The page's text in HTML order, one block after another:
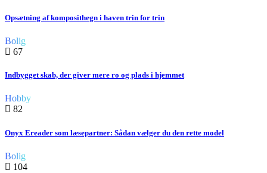
Opsætning af komposithegn i haven trin for trin
Bolig
67
Indbygget skab, der giver mere ro og plads i hjemmet
Hobby
82
Onyx Ereader som læsepartner: Sådan vælger du den rette model
Bolig
104